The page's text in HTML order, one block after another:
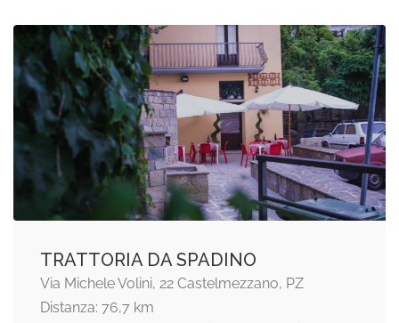
TRATTORIA DA SPADINO
Via Michele Volini, 22 Castelmezzano, PZ
Distanza: 76,7 km